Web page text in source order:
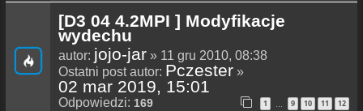
[D3 04 4.2MPI ] Modyfikacje
wydechu
autor: jojo-jar » 11 gru 2010, 08:38
Ostatni post autor: Pczester »
02 mar 2019, 15:01
Odpowiedzi: 169 1 … 9 10 11 12